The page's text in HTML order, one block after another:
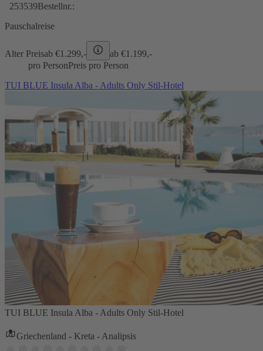
253539Bestellnr.:
Pauschalreise
Alter Preisab €1.299,- ab €1.199,-
pro PersonPreis pro Person
TUI BLUE Insula Alba - Adults Only Stil-Hotel
TUI BLUE Insula Alba - Adults Only Stil-Hotel
Griechenland - Kreta - Analipsis